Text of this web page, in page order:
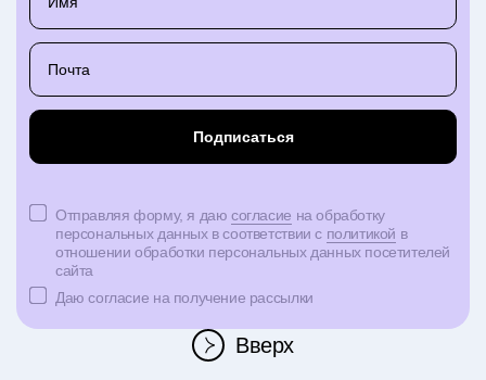
Отправляя форму, я даюсогласие на обработку
персональных данных в соответствии с политикой в
отношении обработки персональных данных посетителей
сайта
Даю согласие на получение рассылки
Вверх